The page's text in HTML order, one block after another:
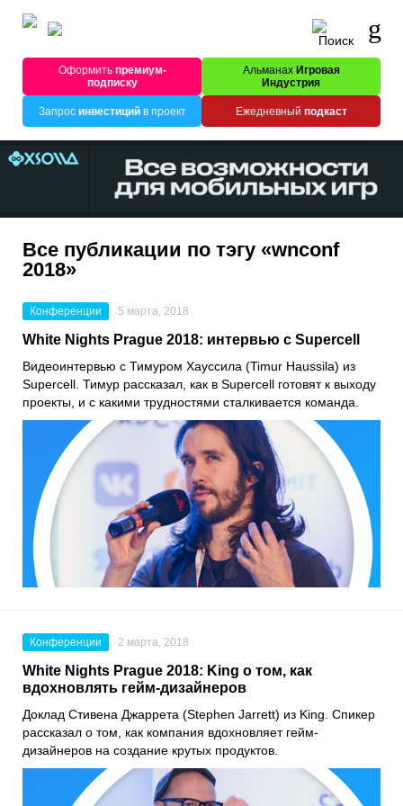
Оформитьпремиум-
подписку
Альманах Игровая
Индустрия
Запрос инвестицийв проект Ежедневный подкаст
Все публикации по тэгу «wnconf
2018»
Конференции 5 марта, 2018
White Nights Prague 2018: интервью с Supercell
Видеоинтервью с Тимуром Хауссила (Timur Haussila) из
Supercell. Тимур рассказал, как в Supercell готовят к выходу
проекты, и с какими трудностями сталкивается команда.
Конференции 2 марта, 2018
White Nights Prague 2018: King о том, как
вдохновлять гейм-дизайнеров
Доклад Стивена Джаррета (Stephen Jarrett) из King. Спикер
рассказал о том, как компания вдохновляет гейм-
дизайнеров на создание крутых продуктов.